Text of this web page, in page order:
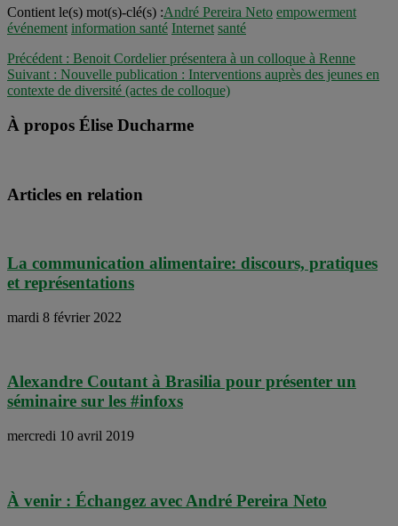
Contient le(s) mot(s)-clé(s) :André Pereira Neto empowerment
événement information santé Internet santé
Précédent : Benoit Cordelier présentera à un colloque à Renne
Suivant : Nouvelle publication : Interventions auprès des jeunes en
contexte de diversité (actes de colloque)
À propos Élise Ducharme
Articles en relation
La communication alimentaire: discours, pratiques
et représentations
mardi 8 février 2022
Alexandre Coutant à Brasilia pour présenter un
séminaire sur les #infoxs
mercredi 10 avril 2019
À venir : Échangez avec André Pereira Neto